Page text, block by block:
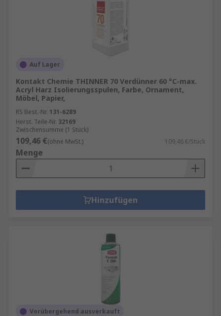
Auf Lager
Kontakt Chemie THINNER 70 Verdünner 60 °C-max.
Acryl Harz Isolierungsspulen, Farbe, Ornament,
Möbel, Papier,
RS Best.-Nr. 131-6289
Herst. Teile-Nr. 32169
Zwischensumme (1 Stück)
109,46 €(ohne MwSt.) 109,46 €/Stück
Menge
Hinzufügen
Vorübergehend ausverkauft